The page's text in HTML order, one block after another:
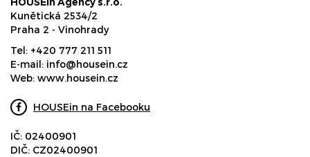
Kunětická 2534/2
Praha 2 - Vinohrady
Tel: +420 777 211 511
E-mail: info@housein.cz
Web: www.housein.cz
HOUSEin na Facebooku
IČ: 02400901
DIČ: CZ02400901